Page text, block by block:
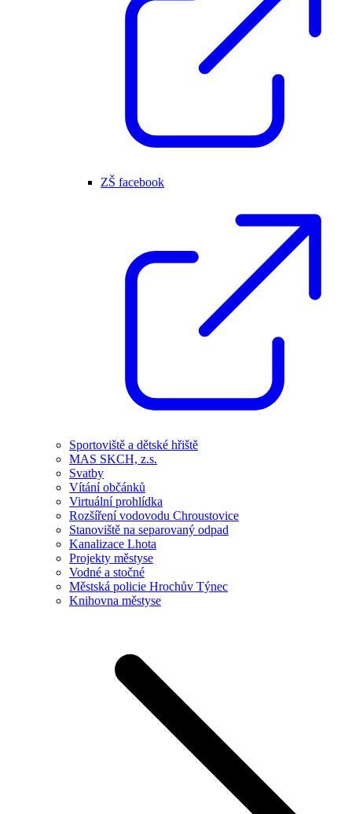
ZŠ facebook
Sportoviště a dětské hřiště
MAS SKCH, z.s.
Svatby
Vítání občánků
Virtuální prohlídka
Rozšíření vodovodu Chroustovice
Stanoviště na separovaný odpad
Kanalizace Lhota
Projekty městyse
Vodné a stočné
Městská policie Hrochův Týnec
Knihovna městyse